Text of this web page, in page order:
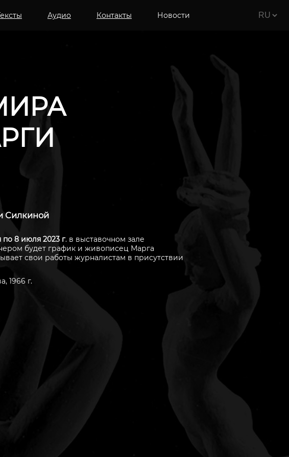
Аудио Контакты Новости
Силкиной
8 июля 2023 г. в выставочном зале
будет график и живописец Марга
свои работы журналистам в присутствии
1966 г.